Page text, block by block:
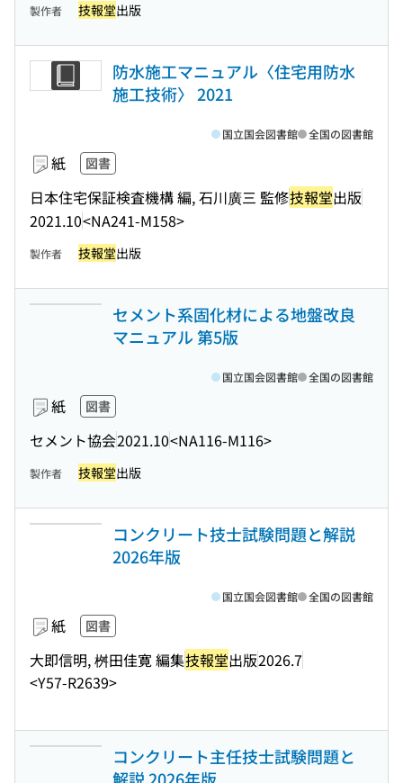
製作者 技報堂出版
防水施工マニュアル〈住宅用防水
施工技術〉 2021
紙 図書
日本住宅保証検査機構 編, 石川廣三 監修技報堂出版
2021.10<NA241-M158>
国立国会図書館 全国の図書館
製作者 技報堂出版
セメント系固化材による地盤改良
マニュアル 第5版
紙 図書
セメント協会2021.10<NA116-M116>
国立国会図書館 全国の図書館
製作者 技報堂出版
コンクリート技士試験問題と解説
2026年版
紙 図書
大即信明, 桝田佳寛 編集技報堂出版2026.7
<Y57-R2639>
国立国会図書館 全国の図書館
コンクリート主任技士試験問題と